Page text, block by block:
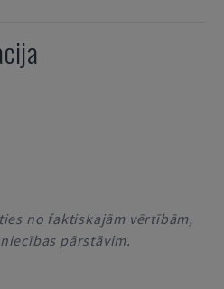
no faktiskajām vērtībām,
pārstāvim.